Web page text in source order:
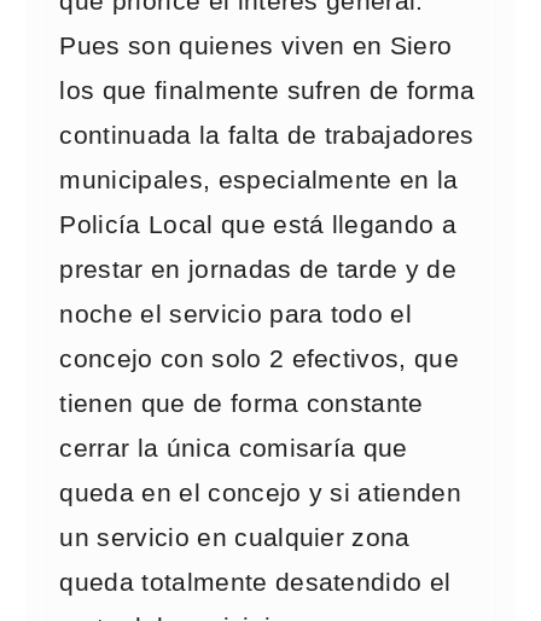
Pues son quienes viven en Siero
los que finalmente sufren de forma
continuada la falta de trabajadores
municipales, especialmente en la
Policía Local que está llegando a
prestar en jornadas de tarde y de
noche el servicio para todo el
concejo con solo 2 efectivos, que
tienen que de forma constante
cerrar la única comisaría que
queda en el concejo y si atienden
un servicio en cualquier zona
queda totalmente desatendido el